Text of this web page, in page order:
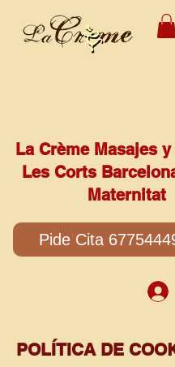
La Crème Masajes
Les Corts
Maternitat
Pide Cita
POLÍTICA DE